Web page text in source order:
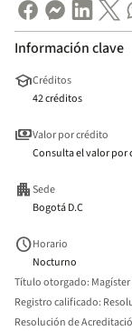
Información clave
schoolCréditos
42 créditos
paymentsValor por crédito
Consulta el valor por
apartmentSede
Bogotá D.C
scheduleHorario
Nocturno
Título otorgado:
Registro calificado:
Resolución de